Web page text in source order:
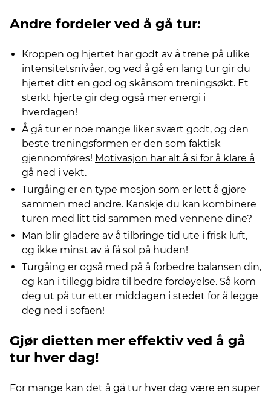
Andre fordeler ved å gå tur:
Kroppen og hjertet har godt av å trene på ulike
intensitetsnivåer, og ved å gå en lang tur gir du
hjertet ditt en god og skånsom treningsøkt. Et
sterkt hjerte gir deg også mer energi i
hverdagen!
Å gå tur er noe mange liker svært godt, og den
beste treningsformen er den som faktisk
gjennomføres! Motivasjon har alt å si for å klare å
gå ned i vekt.
Turgåing er en type mosjon som er lett å gjøre
sammen med andre. Kanskje du kan kombinere
turen med litt tid sammen med vennene dine?
Man blir gladere av å tilbringe tid ute i frisk luft,
og ikke minst av å få sol på huden!
Turgåing er også med på å forbedre balansen din,
og kan i tillegg bidra til bedre fordøyelse. Så kom
deg ut på tur etter middagen i stedet for å legge
deg ned i sofaen!
Gjør dietten mer effektiv ved å gå
tur hver dag!
For mange kan det å gå tur hver dag være en super